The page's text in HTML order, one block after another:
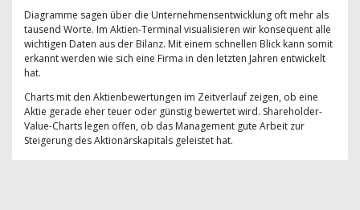
Diagramme sagen über die Unternehmensentwicklung oft mehr als
tausend Worte. Im Aktien-Terminal visualisieren wir konsequent alle
wichtigen Daten aus der Bilanz. Mit einem schnellen Blick kann somit
erkannt werden wie sich eine Firma in den letzten Jahren entwickelt
hat.
Charts mit den Aktienbewertungen im Zeitverlauf zeigen, ob eine
Aktie gerade eher teuer oder günstig bewertet wird. Shareholder-
Value-Charts legen offen, ob das Management gute Arbeit zur
Steigerung des Aktionärskapitals geleistet hat.